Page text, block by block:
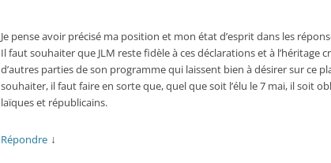
Je pense avoir précisé ma position et mon état d’esprit dans les
Il faut souhaiter que JLM reste fidèle à ces déclarations et à l’héritage
d’autres parties de son programme qui laissent bien à désirer sur ce
souhaiter, il faut faire en sorte que, quel que soit l’élu le 7 mai, il soit
laïques et républicains.
Répondre ↓